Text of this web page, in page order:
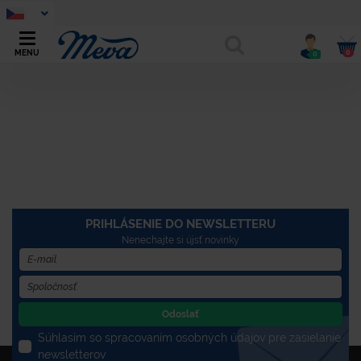
MENU 0 0
PRIHLÁSENIE DO NEWSLETTERU
Nenechajte si újsť novinky
Odoslať
Súhlasím so spracovaním osobných údajov pre zasielanie
newsletterov